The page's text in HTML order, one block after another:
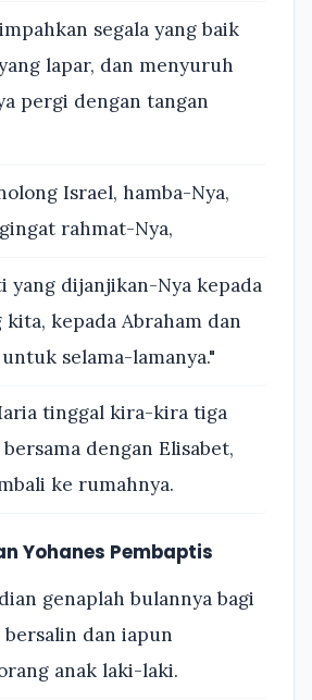
segala yang baik
lapar, dan menyuruh
pergi dengan tangan
Israel, hamba-Nya,
rahmat-Nya,
yang dijanjikan-Nya kepada
kepada Abraham dan
selama-lamanya."
tinggal kira-kira tiga
dengan Elisabet,
ke rumahnya.
Yohanes Pembaptis
genaplah bulannya bagi
dan iapun
anak laki-laki.